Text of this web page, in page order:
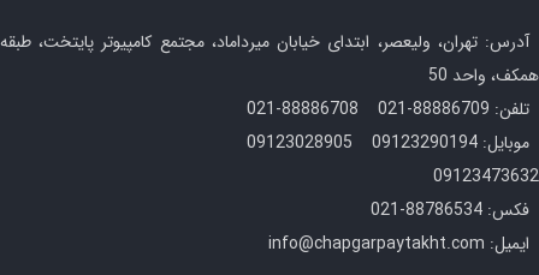
آدرس: تهران، ولیعصر، ابتدای خیابان میرداماد، مجتمع کامپیوتر پایتخت، طبقه
همکف، واحد 50
تلفن: 88886709-021 88886708-021
موبایل: 09123290194 09123028905
09123473632
فکس: 88786534-021
ایمیل: info@chapgarpaytakht.com